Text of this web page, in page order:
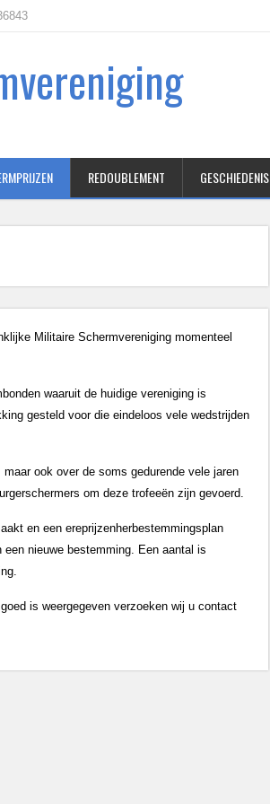
REDOUBLEMENT GESCHIEDENIS
Militaire Schermvereniging momenteel
waaruit de huidige vereniging is
gesteld voor die eindeloos vele wedstrijden
ook over de soms gedurende vele jaren
om deze trofeeën zijn gevoerd.
en een ereprijzenherbestemmingsplan
nieuwe bestemming. Een aantal is
is weergegeven verzoeken wij u contact